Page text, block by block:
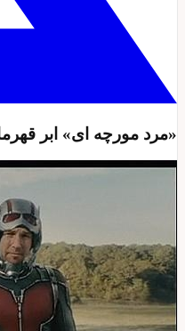
«مرد مورچه ای» ابر